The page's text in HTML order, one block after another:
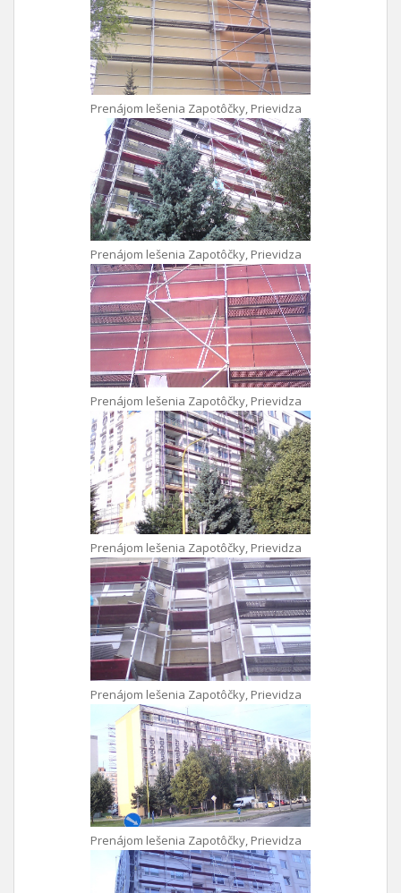
Prenájom lešenia Zapotôčky, Prievidza
Prenájom lešenia Zapotôčky, Prievidza
Prenájom lešenia Zapotôčky, Prievidza
Prenájom lešenia Zapotôčky, Prievidza
Prenájom lešenia Zapotôčky, Prievidza
Prenájom lešenia Zapotôčky, Prievidza